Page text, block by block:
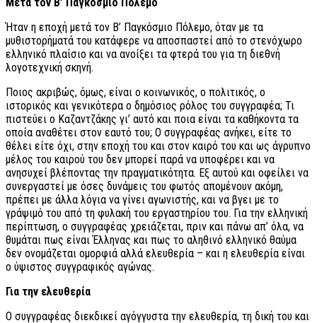
Μετά τον Β’ Παγκόσμιο Πόλεμο
Ήταν η εποχή μετά τον Β’ Παγκόσμιο Πόλεμο, όταν με τα
μυθιστορήματά του κατάφερε να αποσπαστεί από το στενόχωρο
ελληνικό πλαίσιο και να ανοίξει τα φτερά του για τη διεθνή
λογοτεχνική σκηνή.
Ποιος ακριβώς, όμως, είναι ο κοινωνικός, ο πολιτικός, ο
ιστορικός και γενικότερα ο δημόσιος ρόλος του συγγραφέα; Τι
πιστεύει ο Καζαντζάκης γι’ αυτό και ποια είναι τα καθήκοντα τα
οποία αναθέτει στον εαυτό του; Ο συγγραφέας ανήκει, είτε το
θέλει είτε όχι, στην εποχή του και στον καιρό του και ως άγρυπνο
μέλος του καιρού του δεν μπορεί παρά να υποφέρει και να
ανησυχεί βλέποντας την πραγματικότητα. Εξ αυτού και οφείλει να
συνεργαστεί με όσες δυνάμεις του φωτός απομένουν ακόμη,
πρέπει με άλλα λόγια να γίνει αγωνιστής, και να βγει με το
γράψιμό του από τη φυλακή του εργαστηρίου του. Για την ελληνική
περίπτωση, ο συγγραφέας χρειάζεται, πριν και πάνω απ’ όλα, να
θυμάται πως είναι Έλληνας και πως το αληθινό ελληνικό θαύμα
δεν ονομάζεται ομορφιά αλλά ελευθερία – και η ελευθερία είναι
ο ύψιστος συγγραφικός αγώνας.
Για την ελευθερία
Ο συγγραφέας διεκδικεί αγόγγυστα την ελευθερία, τη δική του και